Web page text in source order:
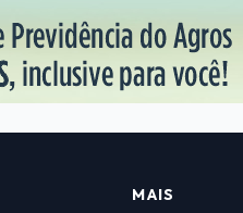
MAIS